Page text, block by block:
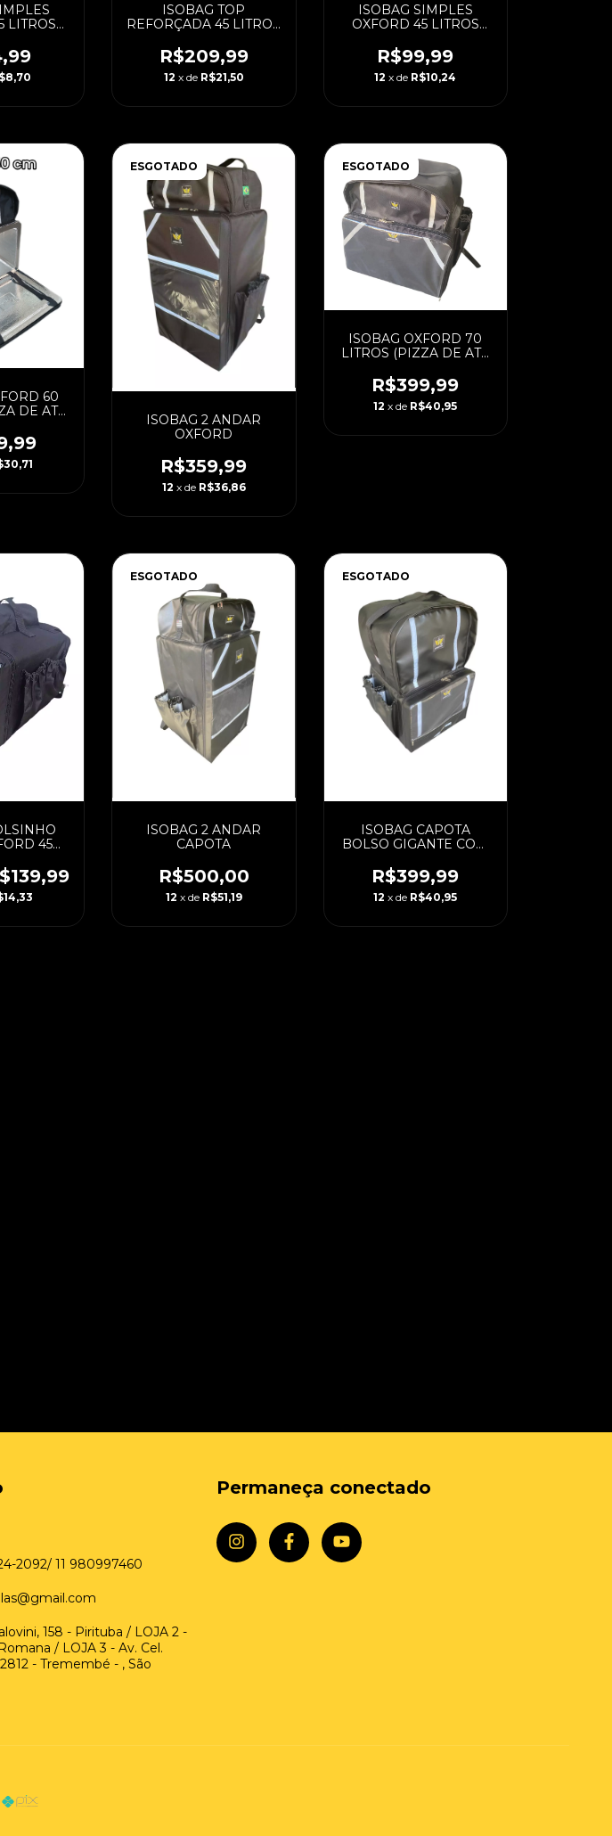
LITROS
ISOBAG TOP
REFORÇADA 45 LITROS
LAMINADA
R$209,99
12 x de R$21,50
ISOBAG SIMPLES
OXFORD 45 LITROS
LAMINADA
R$99,99
12 x de R$10,24
60
DE ATÉ
ESGOTADO
ISOBAG 2 ANDAR
OXFORD
R$359,99
12 x de R$36,86
ESGOTADO
ISOBAG OXFORD 70
LITROS (PIZZA DE ATE
LAMINADA
R$399,99
12 x de R$40,95
45
ESGOTADO
ISOBAG 2 ANDAR
CAPOTA
R$500,00
12 x de R$51,19
ESGOTADO
ISOBAG CAPOTA
BOLSO GIGANTE COM
LITROS (PADRAO)
R$399,99
12 x de R$40,95
2092/ 11 980997460
158 - Pirituba / LOJA 2 -
/ LOJA 3 - Av. Cel.
- Tremembé - , São
Permaneça conectado